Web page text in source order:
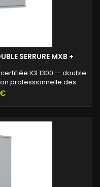
SERRURE MXB +
IGI 1300 — double
professionnelle des